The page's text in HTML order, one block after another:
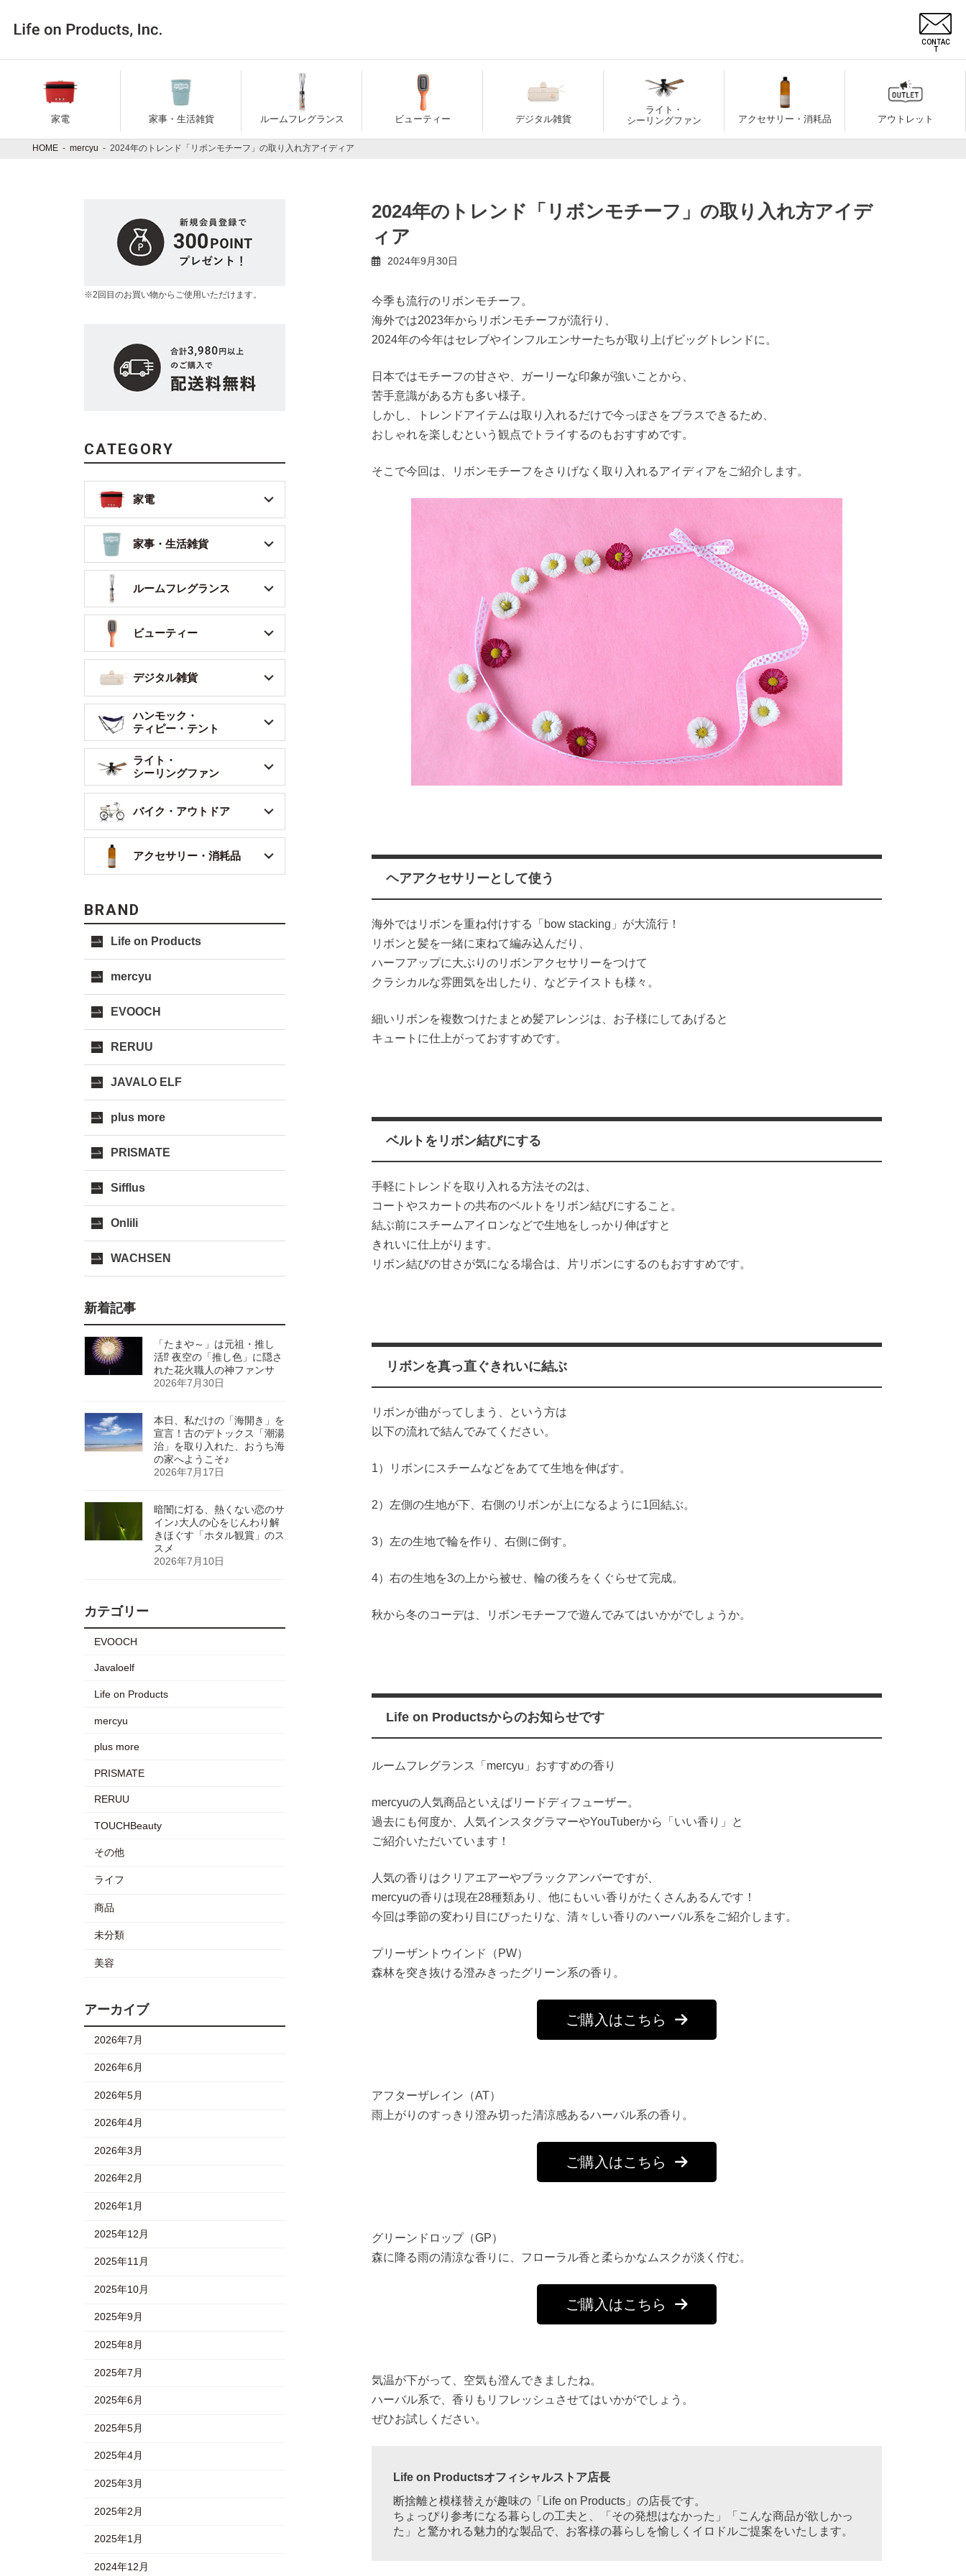
プ
動
CONTAC
T
家電 家事・生活雑貨 ルームフレグランス ビューティー デジタル雑貨
ライト・
シーリングファン
アクセサリー・消耗品 アウトレット
HOME mercyu 2024年のトレンド「リボンモチーフ」の取り入れ方アイディア
2024年のトレンド「リボンモチーフ」の取り入れ方アイデ
ィア
2024年9月30日
今季も流行のリボンモチーフ。
海外では2023年からリボンモチーフが流行り、
2024年の今年はセレブやインフルエンサーたちが取り上げビッグトレンドに。
日本ではモチーフの甘さや、ガーリーな印象が強いことから、
苦手意識がある方も多い様子。
しかし、トレンドアイテムは取り入れるだけで今っぽさをプラスできるため、
おしゃれを楽しむという観点でトライするのもおすすめです。
そこで今回は、リボンモチーフをさりげなく取り入れるアイディアをご紹介します。
ヘアアクセサリーとして使う
海外ではリボンを重ね付けする「bow stacking」が大流行！
リボンと髪を一緒に束ねて編み込んだり、
ハーフアップに大ぶりのリボンアクセサリーをつけて
クラシカルな雰囲気を出したり、などテイストも様々。
細いリボンを複数つけたまとめ髪アレンジは、お子様にしてあげると
キュートに仕上がっておすすめです。
ベルトをリボン結びにする
手軽にトレンドを取り入れる方法その2は、
コートやスカートの共布のベルトをリボン結びにすること。
結ぶ前にスチームアイロンなどで生地をしっかり伸ばすと
きれいに仕上がります。
リボン結びの甘さが気になる場合は、片リボンにするのもおすすめです。
リボンを真っ直ぐきれいに結ぶ
リボンが曲がってしまう、という方は
以下の流れで結んでみてください。
1）リボンにスチームなどをあてて生地を伸ばす。
2）左側の生地が下、右側のリボンが上になるように1回結ぶ。
3）左の生地で輪を作り、右側に倒す。
4）右の生地を3の上から被せ、輪の後ろをくぐらせて完成。
秋から冬のコーデは、リボンモチーフで遊んでみてはいかがでしょうか。
Life on Productsからのお知らせです
ルームフレグランス「mercyu」おすすめの香り
mercyuの人気商品といえばリードディフューザー。
過去にも何度か、人気インスタグラマーやYouTuberから「いい香り」と
ご紹介いただいています！
人気の香りはクリアエアーやブラックアンバーですが、
mercyuの香りは現在28種類あり、他にもいい香りがたくさんあるんです！
今回は季節の変わり目にぴったりな、清々しい香りのハーバル系をご紹介します。
プリーザントウインド（PW）
森林を突き抜ける澄みきったグリーン系の香り。
ご購入はこちら
アフターザレイン（AT）
雨上がりのすっきり澄み切った清涼感あるハーバル系の香り。
ご購入はこちら
グリーンドロップ（GP）
森に降る雨の清涼な香りに、フローラル香と柔らかなムスクが淡く佇む。
ご購入はこちら
気温が下がって、空気も澄んできましたね。
ハーバル系で、香りもリフレッシュさせてはいかがでしょう。
ぜひお試しください。
Life on Productsオフィシャルストア店長
断捨離と模様替えが趣味の「Life on Products」の店長です。
ちょっぴり参考になる暮らしの工夫と、「その発想はなかった」「こんな商品が欲しかっ
※2回目のお買い物からご使用いただけます。
CATEGORY
家電
家事・生活雑貨
ルームフレグランス
ビューティー
デジタル雑貨
ハンモック・
ティピー・テント
ライト・
シーリングファン
バイク・アウトドア
アクセサリー・消耗品
BRAND
Life on Products
mercyu
EVOOCH
RERUU
JAVALO ELF
plus more
PRISMATE
Sifflus
Onlili
WACHSEN
新着記事
「たまや～」は元祖・推し
活⁉ 夜空の「推し色」に隠さ
れた花火職人の神ファンサ
2026年7月30日
本日、私だけの「海開き」を
宣言！古のデトックス「潮湯
治」を取り入れた、おうち海
の家へようこそ♪
2026年7月17日
暗闇に灯る、熱くない恋のサ
イン♪大人の心をじんわり解
きほぐす「ホタル観賞」のス
スメ
2026年7月10日
カテゴリー
EVOOCH
Javaloelf
Life on Products
mercyu
plus more
PRISMATE
RERUU
TOUCHBeauty
その他
ライフ
商品
未分類
美容
アーカイブ
2026年7月
2026年6月
2026年5月
2026年4月
2026年3月
2026年2月
2026年1月
2025年12月
2025年11月
2025年10月
2025年9月
2025年8月
2025年7月
2025年6月
2025年5月
2025年4月
2025年3月
2025年2月
2025年1月
2024年12月